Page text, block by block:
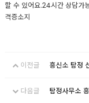
할 수 있어요.​​​​​​​24시간 상담
격증소지
이전글 흥신소 탐정
다음글
탐정사무소